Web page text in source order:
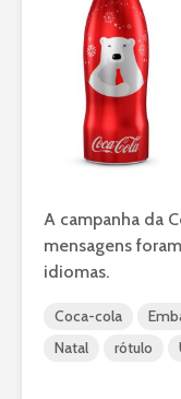
A campanha da
mensagens
idiomas.
Coca-cola
Natal
rótulo